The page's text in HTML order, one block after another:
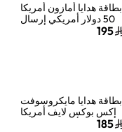
بطاقة هدايا أمازون أمريكا
50 دولار أمريكي إرسال
الكود الرقمي بالبريد195
بطاقة هدايا مايكروسوفت
إكس بوكس لايف أمريكا
50 دولار أمريكي إرسال185